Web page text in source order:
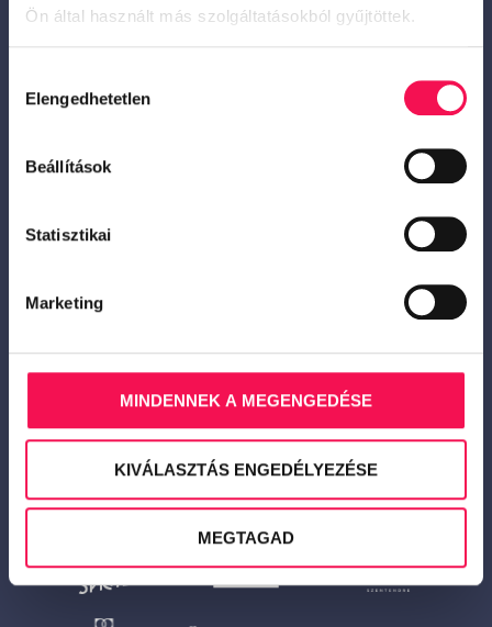
Ön által használt más szolgáltatásokból gyűjtöttek.
kiválasztása
Elengedhetetlen
Beállítások
Statisztikai
Marketing
MINDENNEK A MEGENGEDÉSE
KIVÁLASZTÁS ENGEDÉLYEZÉSE
MEGTAGAD
Nem ígéreteket adunk, hanem működő